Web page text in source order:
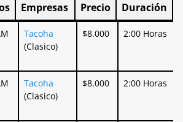
Empresas Precio
Duración
Empresas Precio Duración
Tacoha
(Clasico)
$8.000 2:00 Horas
Tacoha
(Clasico)
$8.000 2:00 Horas